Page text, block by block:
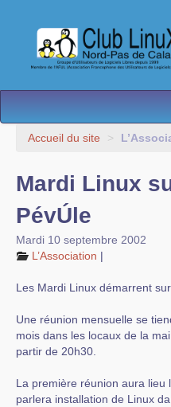
L’Association
Les antennes
Espace membres
Accueil du site >
Mardi Linux
PévÚle
Mardi 10 septembre 2002
L’Association |
Les Mardi Linux démarrent
Une réunion mensuelle se
mois dans les locaux de la
partir de 20h30.
La première réunion aura
parlera installation de Linux